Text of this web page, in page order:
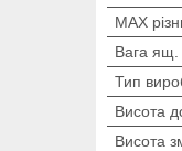
MAX
Вага ящ.
Тип
Висота
Висота